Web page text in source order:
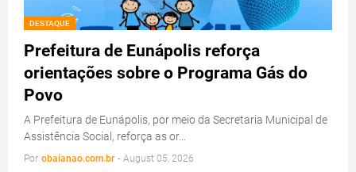
DESTAQUE
Prefeitura de Eunápolis reforça
orientações sobre o Programa Gás do
Povo
A Prefeitura de Eunápolis, por meio da Secretaria Municipal de
Assistência Social, reforça as or…
Por obaianao.com.br - August 05, 2026